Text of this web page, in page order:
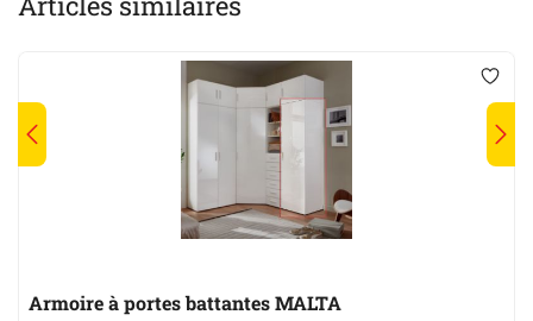
Armoire à portes battantes MALTA